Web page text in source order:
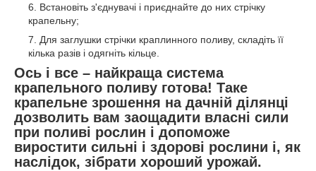
Встановіть з'єднувачі і приєднайте до них стрічку
крапельну;
Для заглушки стрічки краплинного поливу, складіть її
кілька разів і одягніть кільце.
Ось і все – найкраща система
крапельного поливу готова! Таке
крапельне зрошення на дачній ділянці
дозволить вам заощадити власні сили
при поливі рослин і допоможе
виростити сильні і здорові рослини і, як
наслідок, зібрати хороший урожай.